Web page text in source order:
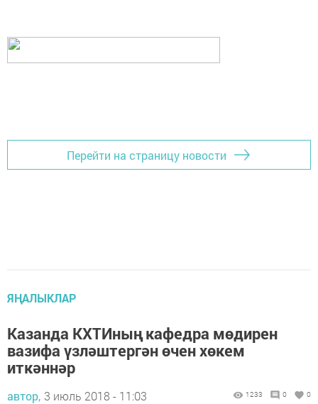
Перейти на страницу новости
ЯҢАЛЫКЛАР
Казанда КХТИның кафедра мөдирен
вазифа үзләштергән өчен хөкем
иткәннәр
автор, 3 июль 2018 - 11:03 1233 0 0